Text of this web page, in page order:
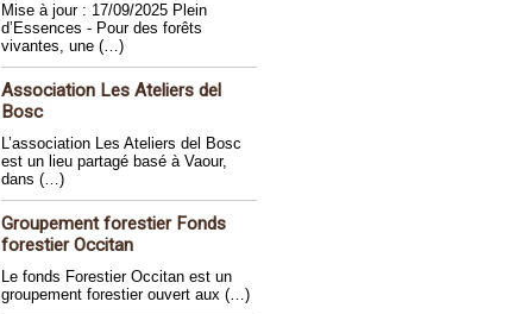
Mise à jour : 17/09/2025 Plein
d’Essences - Pour des forêts
vivantes, une (…)
Association Les Ateliers del
Bosc
L’association Les Ateliers del Bosc
est un lieu partagé basé à Vaour,
dans (…)
Groupement forestier Fonds
forestier Occitan
Le fonds Forestier Occitan est un
groupement forestier ouvert aux (…)